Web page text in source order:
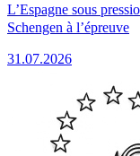
L’Espagne sous
Schengen à l’épreuve
31.07.2026